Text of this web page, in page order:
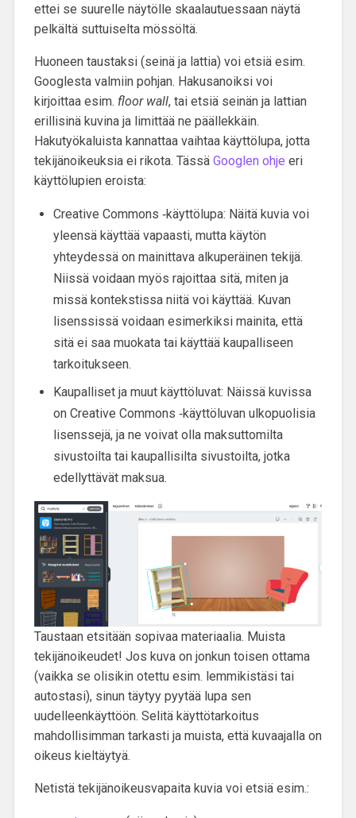
ettei se suurelle näytölle skaalautuessaan näytä
pelkältä suttuiselta mössöltä.
Huoneen taustaksi (seinä ja lattia) voi etsiä esim.
Googlesta valmiin pohjan. Hakusanoiksi voi
kirjoittaa esim. floor wall, tai etsiä seinän ja lattian
erillisinä kuvina ja limittää ne päällekkäin.
Hakutyökaluista kannattaa vaihtaa käyttölupa, jotta
tekijänoikeuksia ei rikota. Tässä Googlen ohje eri
käyttölupien eroista:
Creative Commons ‑käyttölupa: Näitä kuvia voi
yleensä käyttää vapaasti, mutta käytön
yhteydessä on mainittava alkuperäinen tekijä.
Niissä voidaan myös rajoittaa sitä, miten ja
missä kontekstissa niitä voi käyttää. Kuvan
lisenssissä voidaan esimerkiksi mainita, että
sitä ei saa muokata tai käyttää kaupalliseen
tarkoitukseen.
Kaupalliset ja muut käyttöluvat: Näissä kuvissa
on Creative Commons ‑käyttöluvan ulkopuolisia
lisenssejä, ja ne voivat olla maksuttomilta
sivustoilta tai kaupallisilta sivustoilta, jotka
edellyttävät maksua.
Taustaan etsitään sopivaa materiaalia. Muista
tekijänoikeudet! Jos kuva on jonkun toisen ottama
(vaikka se olisikin otettu esim. lemmikistäsi tai
autostasi), sinun täytyy pyytää lupa sen
uudelleenkäyttöön. Selitä käyttötarkoitus
mahdollisimman tarkasti ja muista, että kuvaajalla on
oikeus kieltäytyä.
Netistä tekijänoikeusvapaita kuvia voi etsiä esim.: